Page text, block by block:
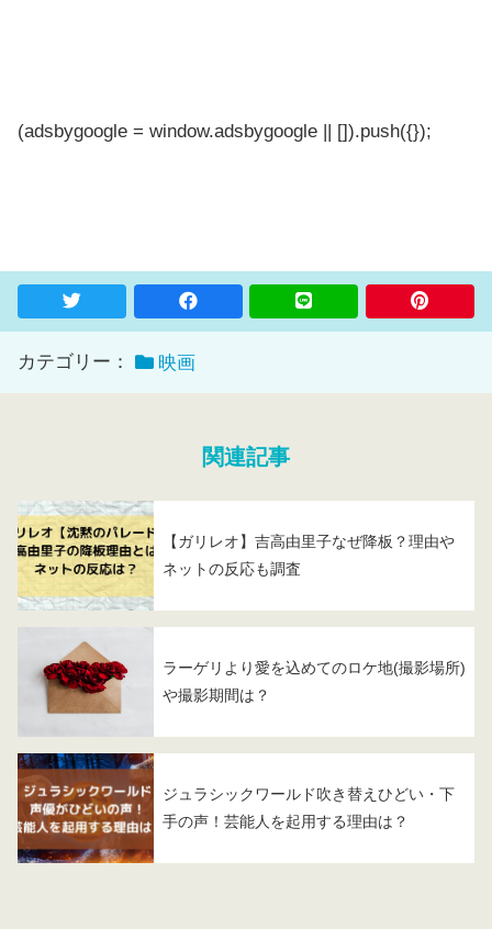
(adsbygoogle = window.adsbygoogle || []).push({});
カテゴリー： 映画
関連記事
【ガリレオ】吉高由里子なぜ降板？理由や
ネットの反応も調査
ラーゲリより愛を込めてのロケ地(撮影場所)
や撮影期間は？
ジュラシックワールド吹き替えひどい・下
手の声！芸能人を起用する理由は？